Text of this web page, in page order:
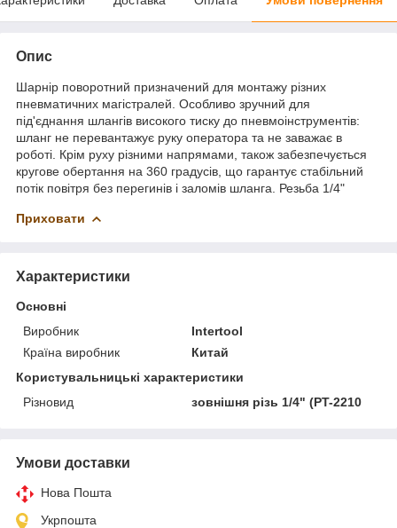
Опис
Шарнір поворотний призначений для монтажу різних
пневматичних магістралей. Особливо зручний для
під'єднання шлангів високого тиску до пневмоінструментів:
шланг не перевантажує руку оператора та не заважає в
роботі. Крім руху різними напрямами, також забезпечується
кругове обертання на 360 градусів, що гарантує стабільний
потік повітря без перегинів і заломів шланга. Резьба 1/4"
Приховати
Характеристики
Основні
Виробник
Intertool
Країна виробник
Китай
Користувальницькі характеристики
Різновид
зовнішня різь 1/4" (PT-2210
Умови доставки
Нова Пошта
Укрпошта